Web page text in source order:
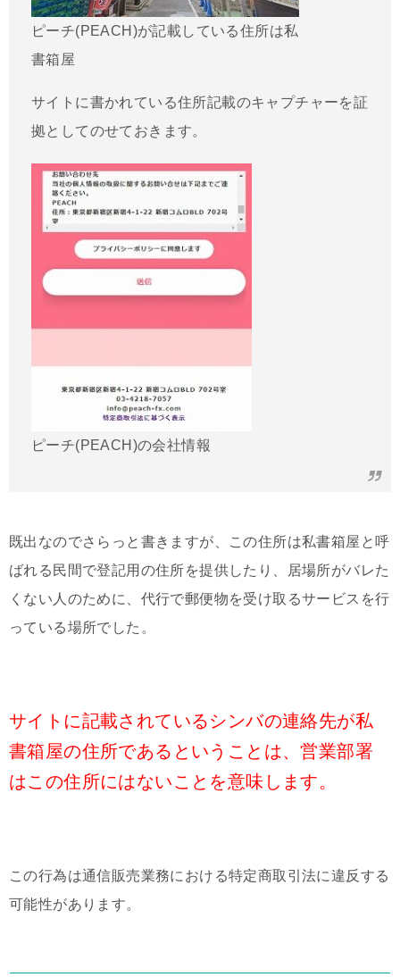
ピーチ(PEACH)が記載している住所は私
書箱屋
サイトに書かれている住所記載のキャプチャーを証
拠としてのせておきます。
ピーチ(PEACH)の会社情報
既出なのでさらっと書きますが、この住所は私書箱屋と呼
ばれる民間で登記用の住所を提供したり、居場所がバレた
くない人のために、代行で郵便物を受け取るサービスを行
っている場所でした。
サイトに記載されているシンバの連絡先が私
書箱屋の住所であるということは、営業部署
はこの住所にはないことを意味します。
この行為は通信販売業務における特定商取引法に違反する
可能性があります。